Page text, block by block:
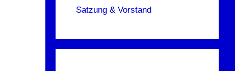
Satzung & Vorstand